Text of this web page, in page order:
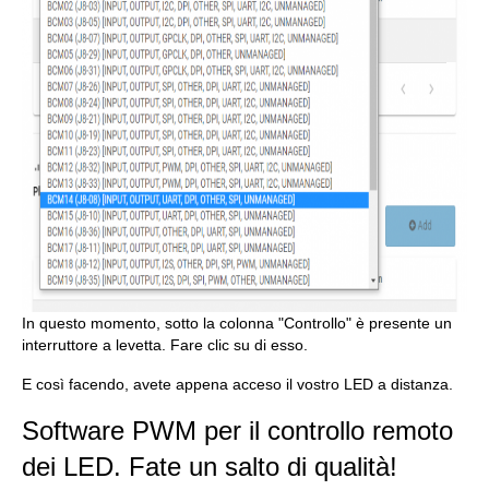
In questo momento, sotto la colonna "Controllo" è presente un
interruttore a levetta. Fare clic su di esso.
E così facendo, avete appena acceso il vostro LED a distanza.
Software PWM per il controllo remoto
dei LED. Fate un salto di qualità!